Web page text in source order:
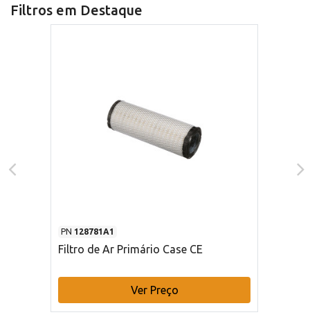
Filtros em Destaque
PN 128781A1
Filtro de Ar Primário Case CE
Ver Preço